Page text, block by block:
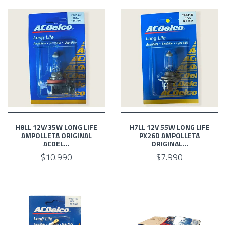
H8LL 12V/35W LONG LIFE
AMPOLLETA ORIGINAL
ACDEL...
$10.990
H7LL 12V 55W LONG LIFE
PX26D AMPOLLETA
ORIGINAL...
$7.990